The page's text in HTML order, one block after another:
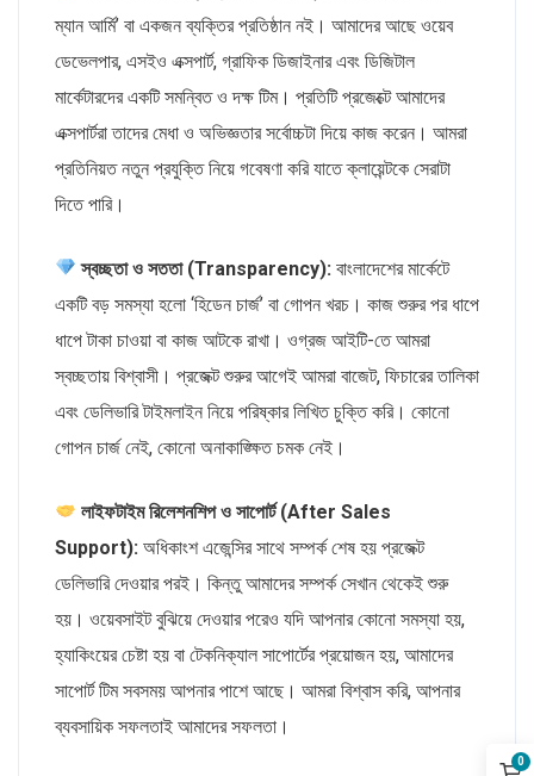
ম্যান আর্মি’ বা একজন ব্যক্তির প্রতিষ্ঠান নই। আমাদের আছে ওয়েব
ডেভেলপার, এসইও এক্সপার্ট, গ্রাফিক ডিজাইনার এবং ডিজিটাল
মার্কেটারদের একটি সমন্বিত ও দক্ষ টিম। প্রতিটি প্রজেক্টে আমাদের
এক্সপার্টরা তাদের মেধা ও অভিজ্ঞতার সর্বোচ্চটা দিয়ে কাজ করেন। আমরা
প্রতিনিয়ত নতুন প্রযুক্তি নিয়ে গবেষণা করি যাতে ক্লায়েন্টকে সেরাটা
দিতে পারি।
স্বচ্ছতা ও সততা (Transparency): বাংলাদেশের মার্কেটে
একটি বড় সমস্যা হলো ‘হিডেন চার্জ’ বা গোপন খরচ। কাজ শুরুর পর ধাপে
ধাপে টাকা চাওয়া বা কাজ আটকে রাখা। ওগ্রজ আইটি-তে আমরা
স্বচ্ছতায় বিশ্বাসী। প্রজেক্ট শুরুর আগেই আমরা বাজেট, ফিচারের তালিকা
এবং ডেলিভারি টাইমলাইন নিয়ে পরিষ্কার লিখিত চুক্তি করি। কোনো
গোপন চার্জ নেই, কোনো অনাকাঙ্ক্ষিত চমক নেই।
লাইফটাইম রিলেশনশিপ ও সাপোর্ট (After Sales
Support): অধিকাংশ এজেন্সির সাথে সম্পর্ক শেষ হয় প্রজেক্ট
ডেলিভারি দেওয়ার পরই। কিন্তু আমাদের সম্পর্ক সেখান থেকেই শুরু
হয়। ওয়েবসাইট বুঝিয়ে দেওয়ার পরেও যদি আপনার কোনো সমস্যা হয়,
হ্যাকিংয়ের চেষ্টা হয় বা টেকনিক্যাল সাপোর্টের প্রয়োজন হয়, আমাদের
সাপোর্ট টিম সবসময় আপনার পাশে আছে। আমরা বিশ্বাস করি, আপনার
ব্যবসায়িক সফলতাই আমাদের সফলতা।
0